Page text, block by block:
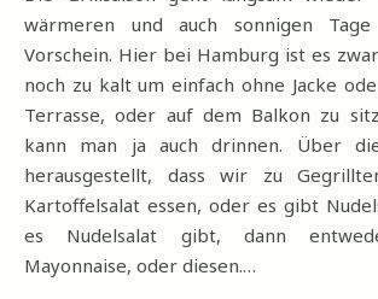
wärmeren und auch sonnigen
Vorschein. Hier bei Hamburg ist es
noch zu kalt um einfach ohne Jacke
Terrasse, oder auf dem Balkon zu
kann man ja auch drinnen. Über
herausgestellt, dass wir zu
Kartoffelsalat essen, oder es gibt
es Nudelsalat gibt, dann
Mayonnaise, oder diesen.…